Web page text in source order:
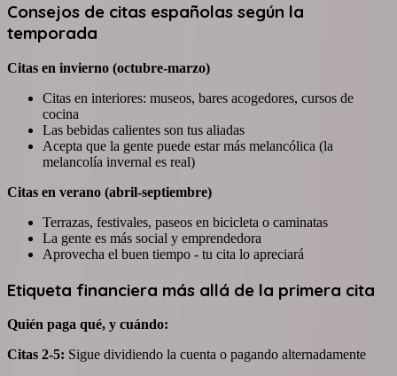
Consejos de citas españolas según la
temporada
Citas en invierno (octubre-marzo)
Citas en interiores: museos, bares acogedores, cursos de
cocina
Las bebidas calientes son tus aliadas
Acepta que la gente puede estar más melancólica (la
melancolía invernal es real)
Citas en verano (abril-septiembre)
Terrazas, festivales, paseos en bicicleta o caminatas
La gente es más social y emprendedora
Aprovecha el buen tiempo - tu cita lo apreciará
Etiqueta financiera más allá de la primera cita
Quién paga qué, y cuándo:
Citas 2-5: Sigue dividiendo la cuenta o pagando alternadamente